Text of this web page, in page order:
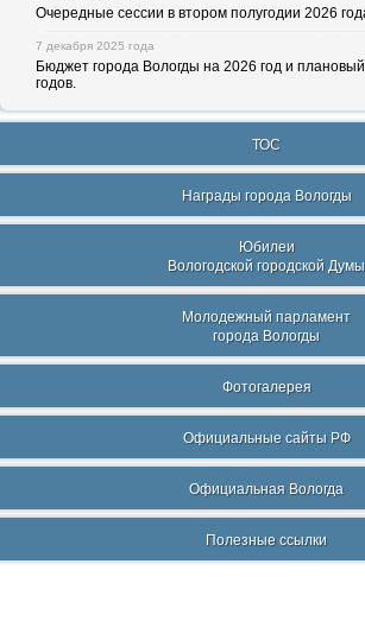
Очередные сессии в втором полугодии 2026
7 декабря 2025 года
Бюджет города Вологды на 2026 год и
годов.
ТОС
Награды города Вологды
Юбилеи
Вологодской городской Думы
Молодежный парламент
города Вологды
Фотогалерея
Официальные сайты РФ
Официальная Вологда
Полезные ссылки